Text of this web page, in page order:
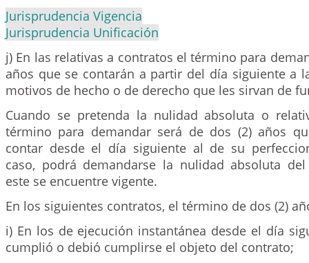
Jurisprudencia Vigencia
Jurisprudencia Unificación
j) En las relativas a contratos el término para
años que se contarán a partir del día siguiente a
motivos de hecho o de derecho que les sirvan de
Cuando se pretenda la nulidad absoluta o
término para demandar será de dos (2) años
contar desde el día siguiente al de su
caso, podrá demandarse la nulidad absoluta
este se encuentre vigente.
En los siguientes contratos, el término de dos (2)
i) En los de ejecución instantánea desde el día
cumplió o debió cumplirse el objeto del contrato;